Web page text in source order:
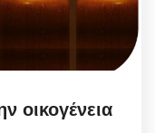
οικογένεια